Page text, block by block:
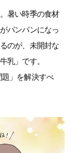
暑い時季の食材
パンパンになっ
のが、未開封な
乳」です。
」を解決すべ